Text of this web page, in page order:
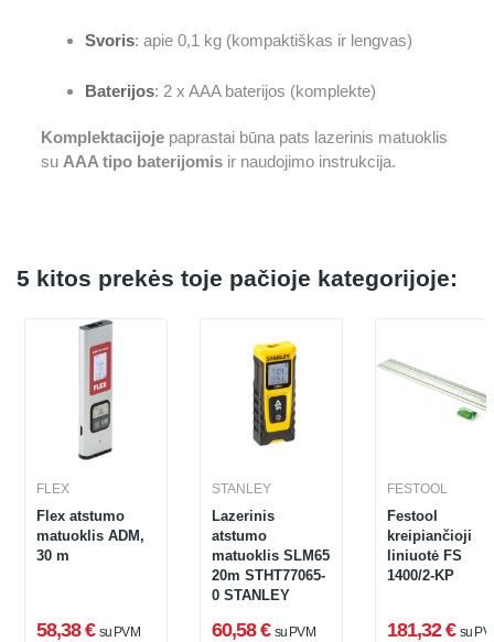
Svoris: apie 0,1 kg (kompaktiškas ir lengvas)
Baterijos: 2 x AAA baterijos (komplekte)
Komplektacijoje paprastai būna pats lazerinis matuoklis
su AAA tipo baterijomis ir naudojimo instrukcija.
5 kitos prekės toje pačioje kategorijoje:
FLEX
Flex atstumo
matuoklis ADM,
30 m
58,38 € su PVM
STANLEY
Lazerinis
atstumo
matuoklis SLM65
20m STHT77065-
0 STANLEY
60,58 € su PVM
FESTOOL
Festool
kreipiančioji
liniuotė FS
1400/2-KP
181,32 € su